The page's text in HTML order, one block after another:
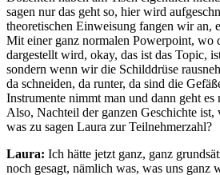
sagen nur das geht so, hier wird
theoretischen Einweisung fangen wir an,
Mit einer ganz normalen Powerpoint, wo
dargestellt wird, okay, das ist das Topic,
sondern wenn wir die Schilddrüse
da schneiden, da runter, da sind die
Instrumente nimmt man und dann geht es
Also, Nachteil der ganzen Geschichte ist,
was zu sagen Laura zur Teilnehmerzahl?
Laura: Ich hätte jetzt ganz, ganz
noch gesagt, nämlich was, was uns ganz